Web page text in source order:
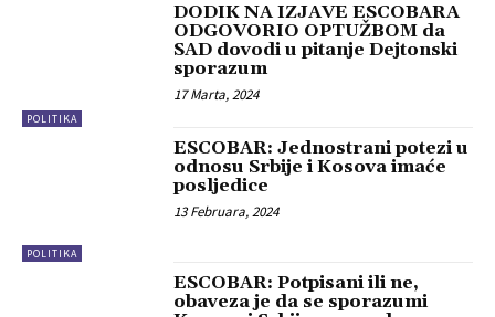
POLITIKA
DODIK NA IZJAVE ESCOBARA
ODGOVORIO OPTUŽBOM da
SAD dovodi u pitanje Dejtonski
sporazum
17 Marta, 2024
POLITIKA
ESCOBAR: Jednostrani potezi u
odnosu Srbije i Kosova imaće
posljedice
13 Februara, 2024
ESCOBAR: Potpisani ili ne,
obaveza je da se sporazumi